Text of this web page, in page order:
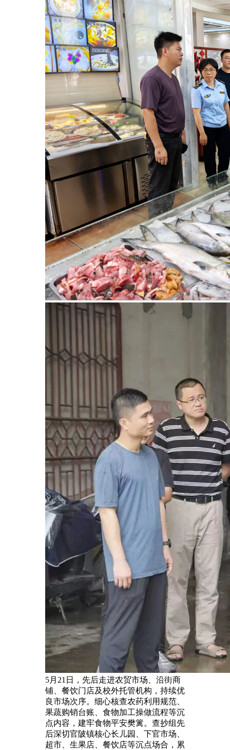
5月21日，先后走进农贸市场、沿街商
铺、餐饮门店及校外托管机构，持续优
良市场次序。细心核查农药利用规范、
果蔬购销台账、食物加工操做流程等沉
点内容，建牢食物平安樊篱。查抄组先
后深切官陂镇核心长儿园、下官市场、
超市、生果店、餐饮店等沉点场合，累